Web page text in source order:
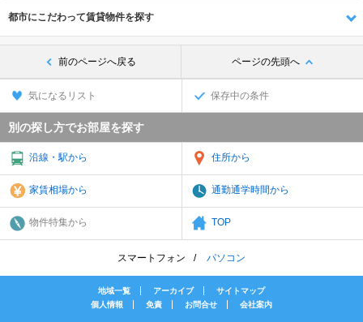
都市にこだわって賃貸物件を探す
前のページへ戻る ページの先頭へ
気になるリスト 保存中の条件
別の探し方でお部屋を探す
沿線・駅から 住所から
家賃相場から 通勤通学時間から
物件特集から TOP
スマートフォン パソコン
地域一覧 アーカイブ
サイトマップ
個人情報
免責 お問合せ 会社案内